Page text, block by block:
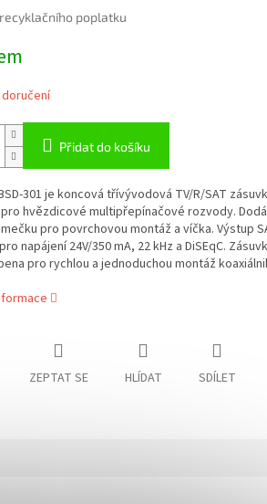
recyklačního poplatku
Přidat do košíku
301 je koncová třívývodová TV/R/SAT
hvězdicové multipřepínačové rozvody.
pro povrchovou montáž a víčka. Výstup
napájení 24V/350 mA, 22 kHz a DiSEqC.
pro rychlou a jednoduchou montáž
ZEPTAT SE HLÍDAT SDÍLET